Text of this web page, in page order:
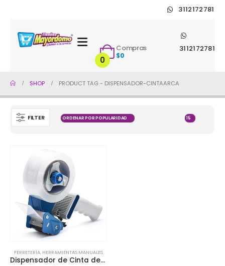
3112172781
3112172781
0
Compras
$0
SHOP PRODUCT TAG - DISPENSADOR-CINTAARCA
FILTER
FERRETERÍA, HERRAMIENTAS MANUALES
Dispensador de Cinta de Embalaje Arca®